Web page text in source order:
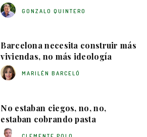
GONZALO QUINTERO
Barcelona necesita construir más
viviendas, no más ideología
MARILÉN BARCELÓ
No estaban ciegos, no, no,
estaban cobrando pasta